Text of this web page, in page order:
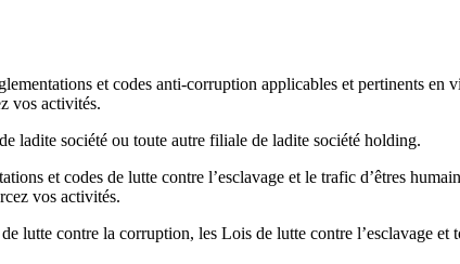
et codes anti-corruption applicables et pertinents en
vos activités.
ladite société ou toute autre filiale de ladite société holding.
et codes de lutte contre l’esclavage et le trafic d’êtres
vos activités.
lutte contre la corruption, les Lois de lutte contre l’esclavage et